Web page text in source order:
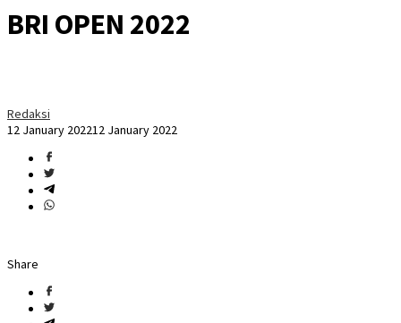
BRI OPEN 2022
Redaksi
12 January 202212 January 2022
Share